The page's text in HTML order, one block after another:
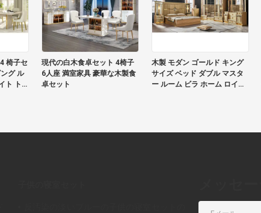
椅子セ
グ ル
ト トッ
現代の白木食卓セット 4椅子
6人座 満室家具 豪華な木製食
卓セット
木製 モダン ゴールド キング
サイズ ベッド ダブル マスタ
ー ルーム ビラ ホーム ロイヤ